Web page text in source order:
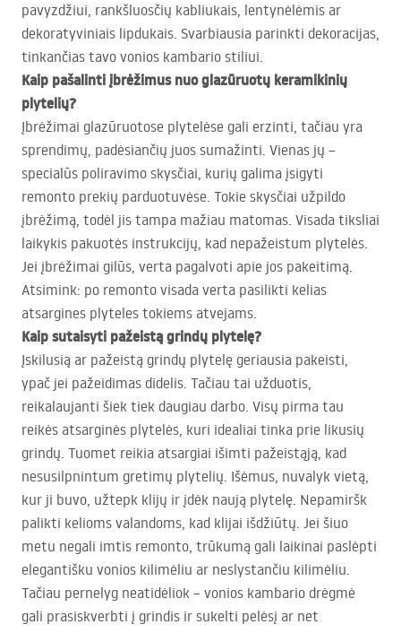
pavyzdžiui, rankšluosčių kabliukais, lentynėlėmis ar
dekoratyviniais lipdukais. Svarbiausia parinkti dekoracijas,
tinkančias tavo vonios kambario stiliui.
Kaip pašalinti įbrėžimus nuo glazūruotų keramikinių
plytelių?
Įbrėžimai glazūruotose plytelėse gali erzinti, tačiau yra
sprendimų, padėsiančių juos sumažinti. Vienas jų –
specialūs poliravimo skysčiai, kurių galima įsigyti
remonto prekių parduotuvėse. Tokie skysčiai užpildo
įbrėžimą, todėl jis tampa mažiau matomas. Visada tiksliai
laikykis pakuotės instrukcijų, kad nepažeistum plytelės.
Jei įbrėžimai gilūs, verta pagalvoti apie jos pakeitimą.
Atsimink: po remonto visada verta pasilikti kelias
atsargines plyteles tokiems atvejams.
Kaip sutaisyti pažeistą grindų plytelę?
Įskilusią ar pažeistą grindų plytelę geriausia pakeisti,
ypač jei pažeidimas didelis. Tačiau tai užduotis,
reikalaujanti šiek tiek daugiau darbo. Visų pirma tau
reikės atsarginės plytelės, kuri idealiai tinka prie likusių
grindų. Tuomet reikia atsargiai išimti pažeistąją, kad
nesusilpnintum gretimų plytelių. Išėmus, nuvalyk vietą,
kur ji buvo, užtepk klijų ir įdėk naują plytelę. Nepamiršk
palikti kelioms valandoms, kad klijai išdžiūtų. Jei šiuo
metu negali imtis remonto, trūkumą gali laikinai paslėpti
elegantišku vonios kilimėliu ar neslystančiu kilimėliu.
Tačiau pernelyg neatidėliok – vonios kambario drėgmė
gali prasiskverbti į grindis ir sukelti pelėsį ar net